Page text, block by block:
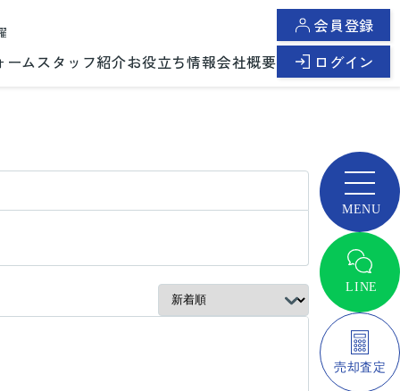
ーム スタッフ紹介お役立ち情報会社概要
会員登録
ログイン